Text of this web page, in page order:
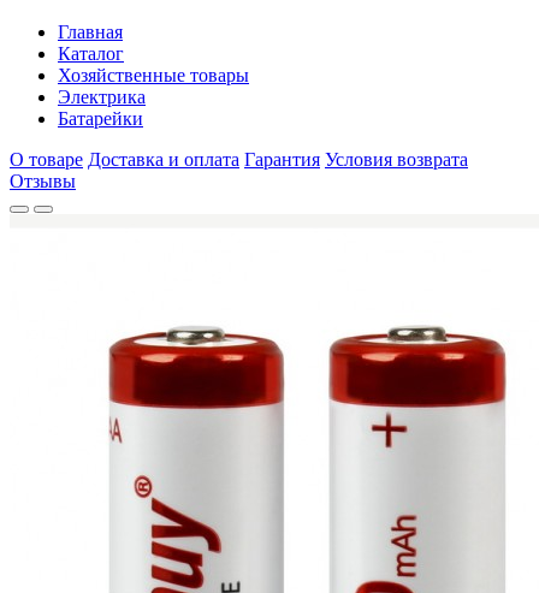
Главная
Каталог
Хозяйственные товары
Электрика
Батарейки
О товаре Доставка и оплата Гарантия Условия возврата
Отзывы